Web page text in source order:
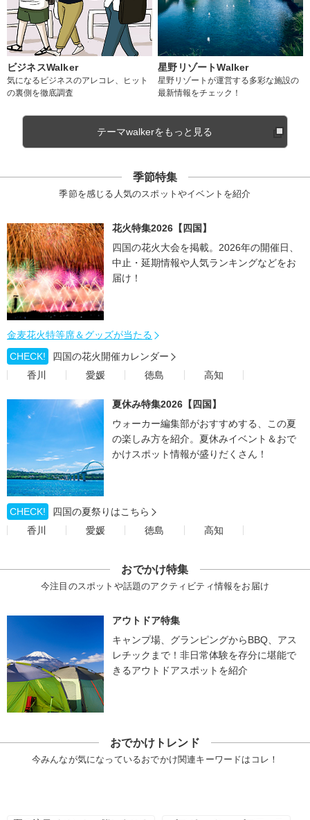
ビジネスWalker
気になるビジネスのアレコレ、ヒット
の裏側を徹底調査
星野リゾートWalker
星野リゾートが運営する多彩な施設の
最新情報をチェック！
テーマwalkerをもっと見る
季節特集
季節を感じる人気のスポットやイベントを紹介
花火特集2026【四国】
四国の花火大会を掲載。2026年の開催日、
中止・延期情報や人気ランキングなどをお
届け！
金麦花火特等席＆グッズが当たる
CHECK!
四国の花火開催カレンダー
香川
愛媛 徳島 高知
夏休み特集2026【四国】
ウォーカー編集部がおすすめする、この夏
の楽しみ方を紹介。夏休みイベント＆おで
かけスポット情報が盛りだくさん！
CHECK!
四国の夏祭りはこちら
香川
愛媛 徳島 高知
おでかけ特集
今注目のスポットや話題のアクティビティ情報をお届け
アウトドア特集
キャンプ場、グランピングからBBQ、アス
レチックまで！非日常体験を存分に堪能で
きるアウトドアスポットを紹介
おでかけトレンド
今みんなが気になっているおでかけ関連キーワードはコレ！